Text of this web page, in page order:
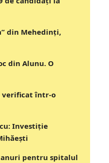
din Mehedinți,
din Alunu. O
verificat într-o
Investiție
pentru spitalul